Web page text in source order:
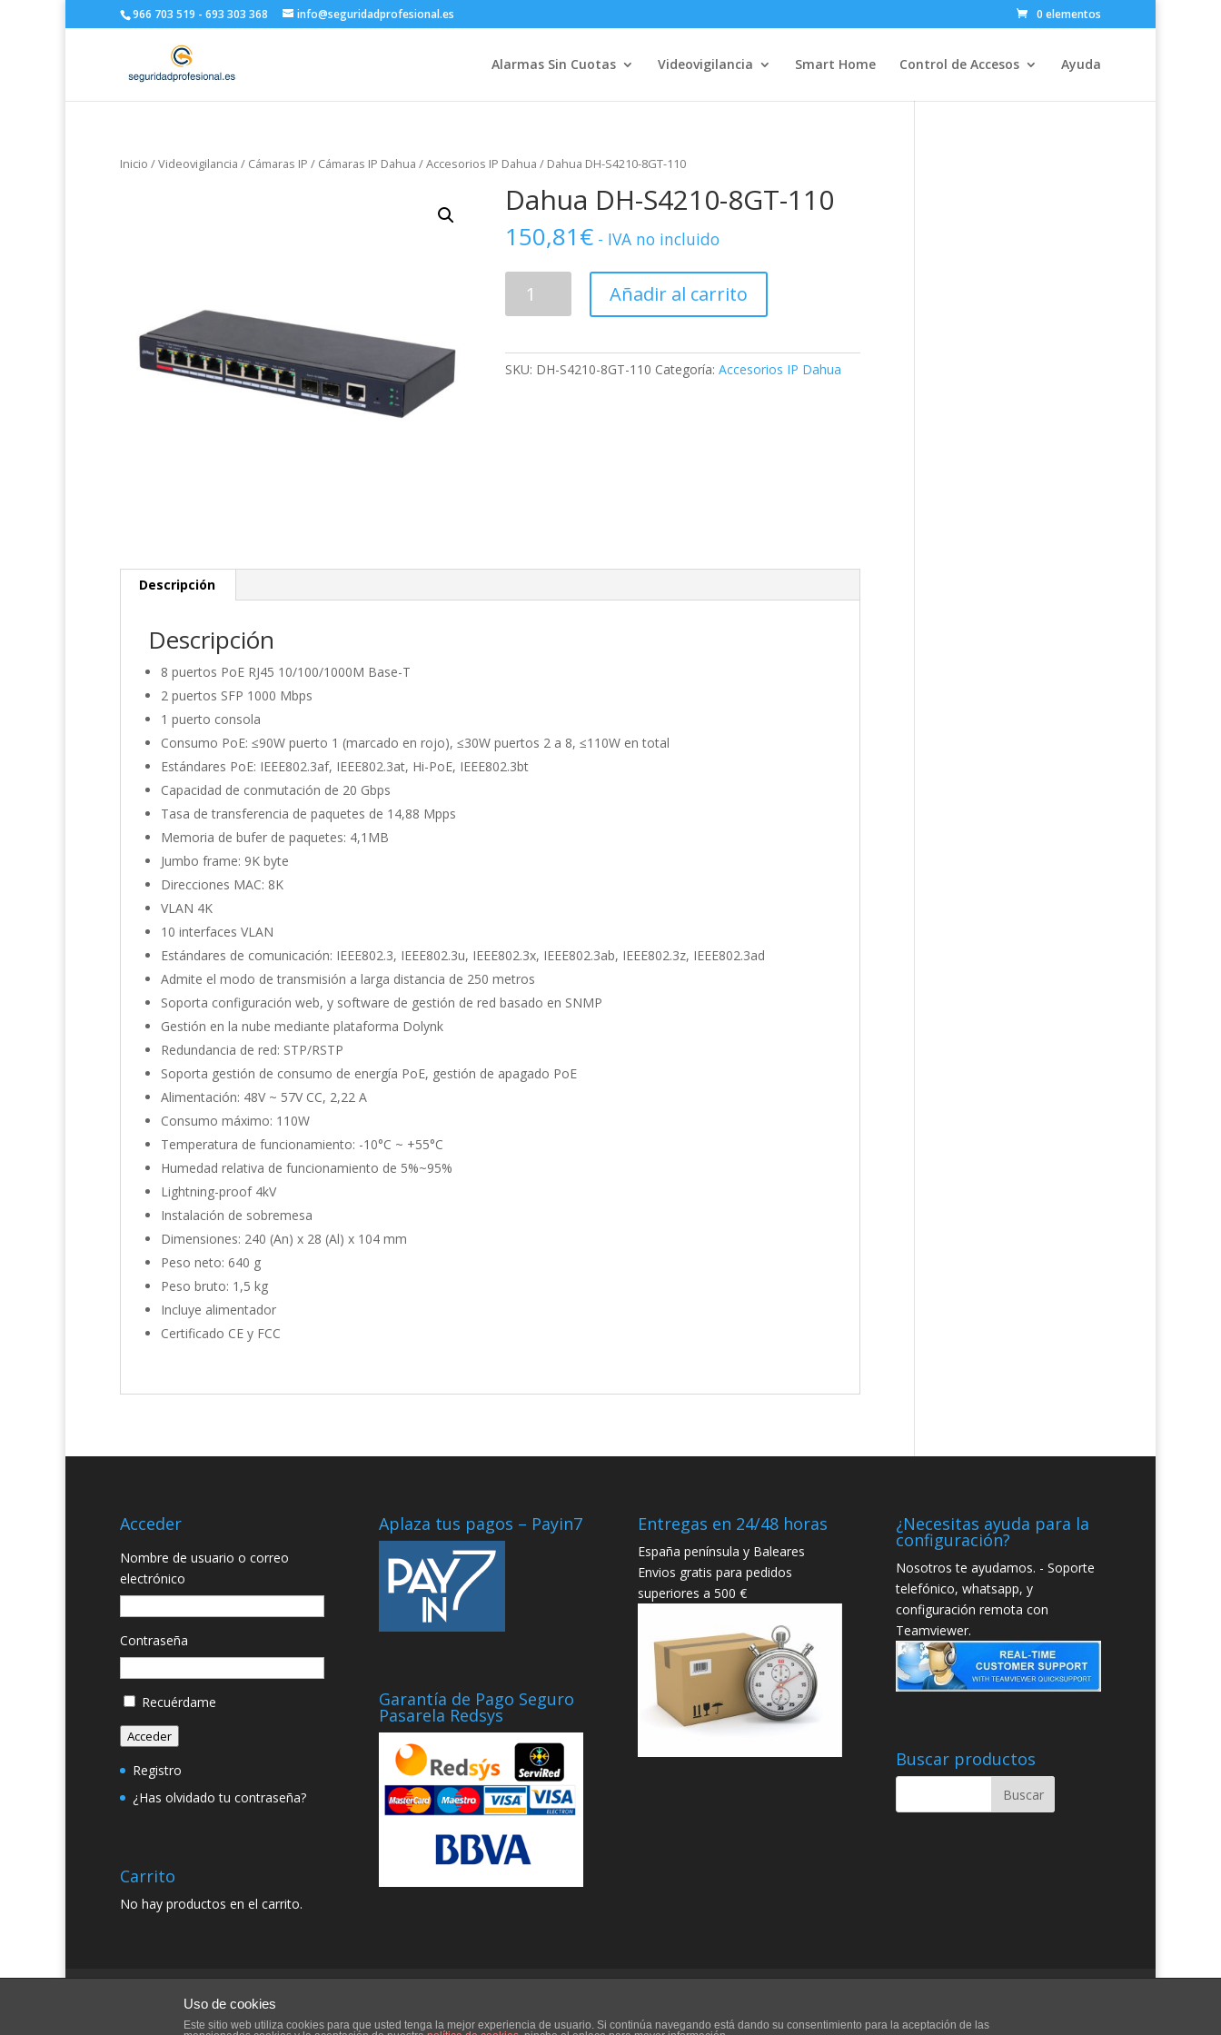
966 703 519 - 693 303 368 info@seguridadprofesional.es 0 elementos
Alarmas Sin Cuotas Videovigilancia Smart Home Control de Accesos Ayuda
Inicio /Videovigilancia / Cámaras IP / Cámaras IP Dahua /Accesorios IP Dahua / Dahua DH-S4210-8GT-110
Dahua DH-S4210-8GT-110
150,81€ - IVA no incluido
110
Añadir al carrito
SKU: DH-S4210-8GT-110 Categoría:Accesorios IP Dahua
Descripción
Descripción
8 puertos PoE RJ45 10/100/1000M Base-T
2 puertos SFP 1000 Mbps
1 puerto consola
Consumo PoE: ≤90W puerto 1 (marcado en rojo), ≤30W puertos 2 a 8, ≤110W en total
Estándares PoE: IEEE802.3af, IEEE802.3at, Hi-PoE, IEEE802.3bt
Capacidad de conmutación de 20 Gbps
Tasa de transferencia de paquetes de 14,88 Mpps
Memoria de bufer de paquetes: 4,1MB
Jumbo frame: 9K byte
Direcciones MAC: 8K
VLAN 4K
10 interfaces VLAN
Estándares de comunicación: IEEE802.3, IEEE802.3u, IEEE802.3x, IEEE802.3ab, IEEE802.3z, IEEE802.3ad
Admite el modo de transmisión a larga distancia de 250 metros
Soporta configuración web, y software de gestión de red basado en SNMP
Gestión en la nube mediante plataforma Dolynk
Redundancia de red: STP/RSTP
Soporta gestión de consumo de energía PoE, gestión de apagado PoE
Alimentación: 48V ~ 57V CC, 2,22 A
Consumo máximo: 110W
Temperatura de funcionamiento: -10°C ~ +55°C
Humedad relativa de funcionamiento de 5%~95%
Lightning-proof 4kV
Instalación de sobremesa
Dimensiones: 240 (An) x 28 (Al) x 104 mm
Peso neto: 640 g
Peso bruto: 1,5 kg
Incluye alimentador
Certificado CE y FCC
Acceder
Nombre de usuario o correo
electrónico
Contraseña
Recuérdame
Acceder
Registro
¿Has olvidado tu contraseña?
Carrito
No hay productos en el carrito.
Aplaza tus pagos – Payin7
Garantía de Pago Seguro
Pasarela Redsys
Entregas en 24/48 horas
España península y Baleares
Envios gratis para pedidos
superiores a 500 €
¿Necesitas ayuda para la
configuración?
Nosotros te ayudamos. - Soporte
telefónico, whatsapp, y
configuración remota con
Teamviewer.
Buscar productos
Uso de cookies
Este sitio web utiliza cookies para que usted tenga la mejor experiencia de usuario. Si continúa navegando está dando su consentimiento para la aceptación de las